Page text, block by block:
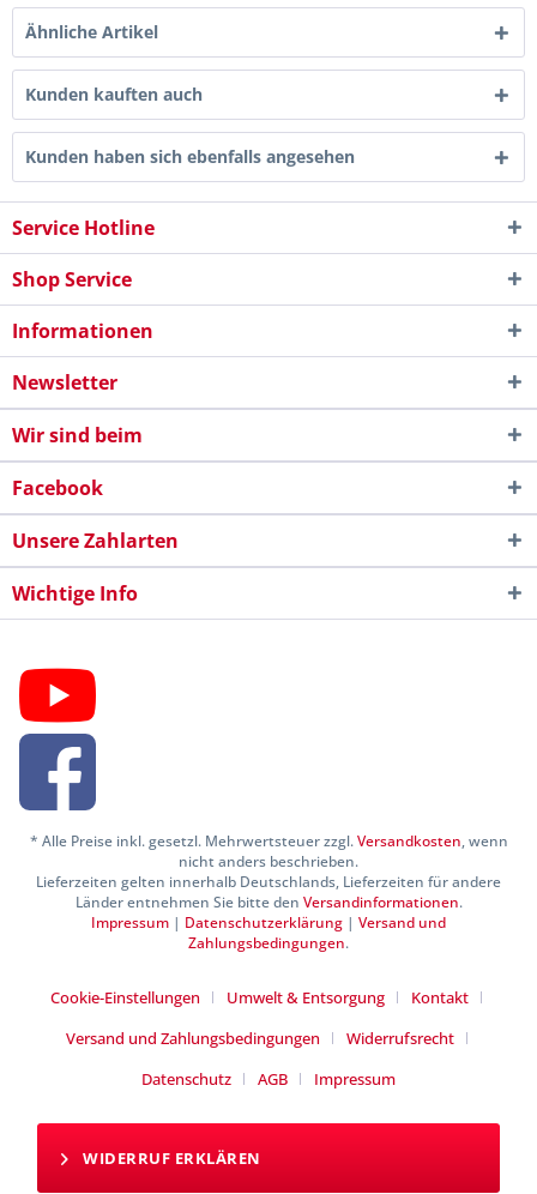
Ähnliche Artikel
Kunden kauften auch
Kunden haben sich ebenfalls angesehen
Service Hotline
Shop Service
Informationen
Newsletter
Wir sind beim
Facebook
Unsere Zahlarten
Wichtige Info
* Alle Preise inkl. gesetzl. Mehrwertsteuer zzgl.Versandkosten, wenn
nicht anders beschrieben.
Lieferzeiten gelten innerhalb Deutschlands, Lieferzeiten für andere
Länder entnehmen Sie bitte den Versandinformationen.
Impressum | Datenschutzerklärung | Versand und
Zahlungsbedingungen.
Cookie-Einstellungen Umwelt & Entsorgung
Kontakt
Versand und Zahlungsbedingungen
Widerrufsrecht
Datenschutz
AGB Impressum
WIDERRUF ERKLÄREN